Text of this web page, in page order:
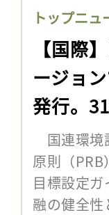
トップニュ
【国際
ージョ
発行。
国連環境
原則（
目標設定
融の健全